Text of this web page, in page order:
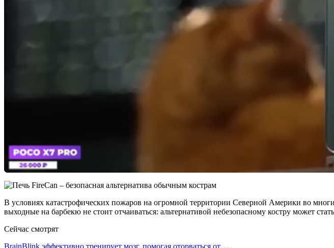
В условиях катастрофических пожаров на огромной территории Северной Америки во
выходные на барбекю не стоит отчаиваться: альтернативой небезопасному костру может
Сейчас смотрят
BrainBlink эффективно тренирует мозг, помогая оторваться от…